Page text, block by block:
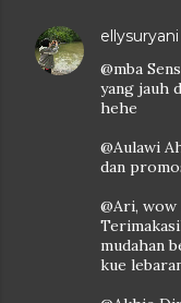
ellysuryani
@mba
yang jauh
hehe
@Aulawi
dan
@Ari, wow
mudahan
kue